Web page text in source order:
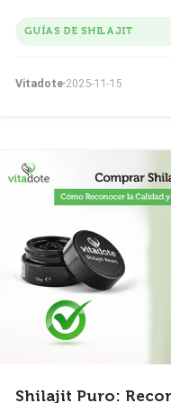
protocolo de titulación de
GUÍAS DE SHILAJIT
Vitadote 2025-11-15
Shilajit Puro: